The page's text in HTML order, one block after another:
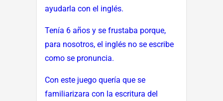
ayudarla con el inglés.
Tenía 6 años y se frustaba porque,
para nosotros, el inglés no se escribe
como se pronuncia.
Con este juego quería que se
familiarizara con la escritura del